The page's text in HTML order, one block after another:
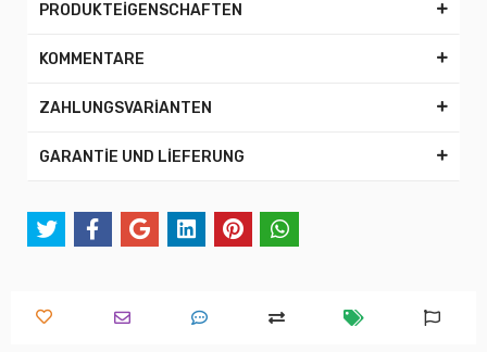
PRODUKTEİGENSCHAFTEN
KOMMENTARE
ZAHLUNGSVARİANTEN
GARANTİE UND LİEFERUNG